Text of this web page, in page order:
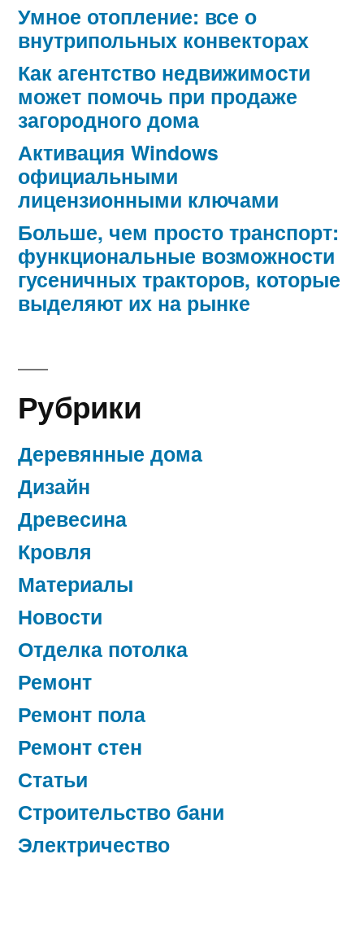
Умное отопление: все о
внутрипольных конвекторах
Как агентство недвижимости
может помочь при продаже
загородного дома
Активация Windows
официальными
лицензионными ключами
Больше, чем просто транспорт:
функциональные возможности
гусеничных тракторов, которые
выделяют их на рынке
Рубрики
Деревянные дома
Дизайн
Древесина
Кровля
Материалы
Новости
Отделка потолка
Ремонт
Ремонт пола
Ремонт стен
Статьи
Строительство бани
Электричество